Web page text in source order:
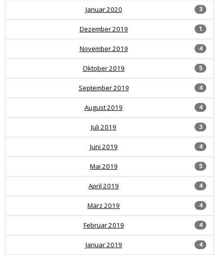
3
Januar 2020
1
Dezember 2019
4
November 2019
5
Oktober 2019
4
September 2019
4
August 2019
3
Juli 2019
4
Juni 2019
5
Mai 2019
4
April 2019
4
März 2019
4
Februar 2019
4
Januar 2019